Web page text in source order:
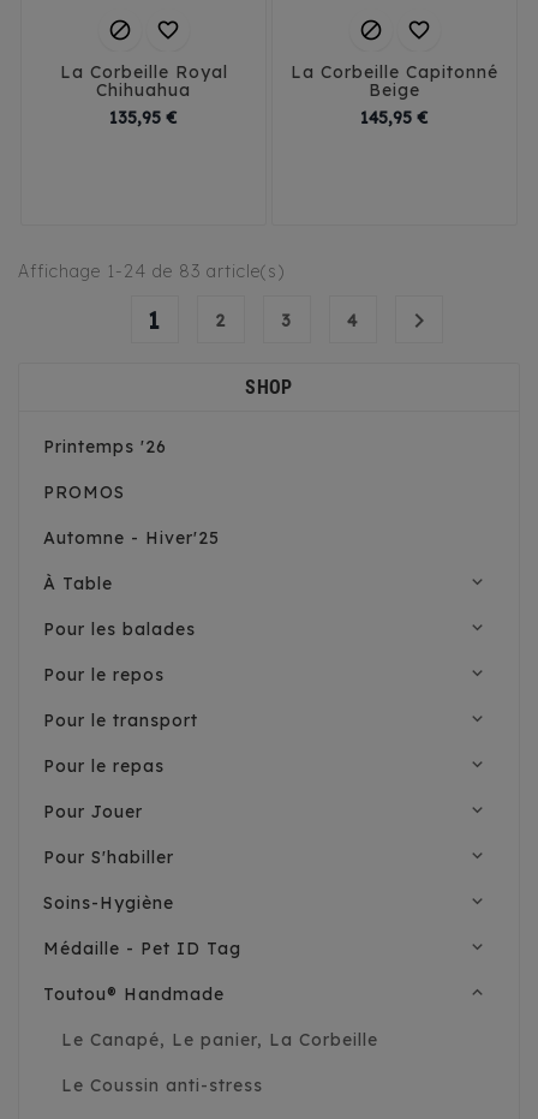
 
La Corbeille Royal
Chihuahua
135,95 €
 
La Corbeille Capitonné
Beige
145,95 €
Affichage 1-24 de 83 article(s)
1 2 3 4 
SHOP
Printemps '26
PROMOS
Automne - Hiver'25
À Table expand_more
Pour les balades expand_more
Pour le repos expand_more
Pour le transport expand_more
Pour le repas expand_more
Pour Jouer expand_more
Pour S'habiller expand_more
Soins-Hygiène expand_more
Médaille - Pet ID Tag expand_more
Toutou® Handmade expand_less
Le Canapé, Le panier, La Corbeille
Le Coussin anti-stress